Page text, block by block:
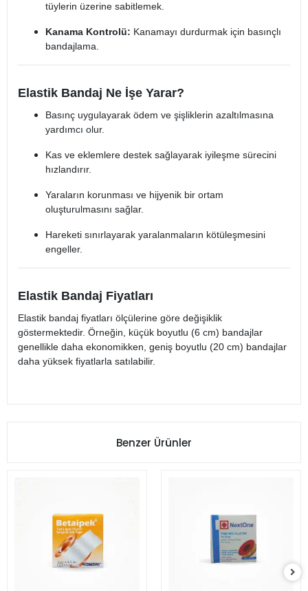
tüylerin üzerine sabitlemek.
Kanama Kontrolü: Kanamayı durdurmak için basınçlı
bandajlama.
Elastik Bandaj Ne İşe Yarar?
Basınç uygulayarak ödem ve şişliklerin azaltılmasına
yardımcı olur.
Kas ve eklemlere destek sağlayarak iyileşme sürecini
hızlandırır.
Yaraların korunması ve hijyenik bir ortam
oluşturulmasını sağlar.
Hareketi sınırlayarak yaralanmaların kötüleşmesini
engeller.
Elastik Bandaj Fiyatları
Elastik bandaj fiyatları ölçülerine göre değişiklik
göstermektedir. Örneğin, küçük boyutlu (6 cm) bandajlar
genellikle daha ekonomikken, geniş boyutlu (20 cm) bandajlar
daha yüksek fiyatlarla satılabilir.
Benzer Ürünler